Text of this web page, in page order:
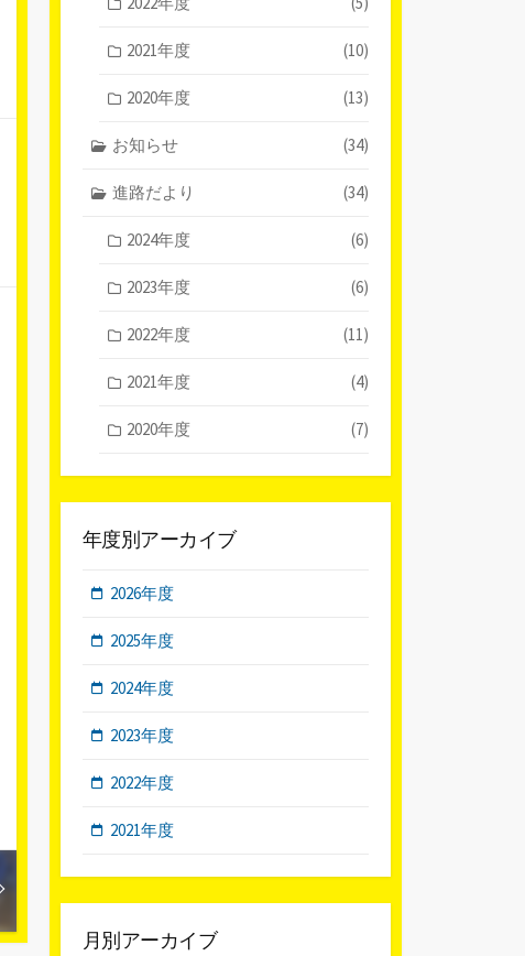
2021年度 (10)
2020年度 (13)
お知らせ (34)
進路だより (34)
2024年度 (6)
2023年度 (6)
2022年度 (11)
2021年度 (4)
2020年度 (7)
年度別アーカイブ
2026年度
2025年度
2024年度
2023年度
2022年度
2021年度
月別アーカイブ